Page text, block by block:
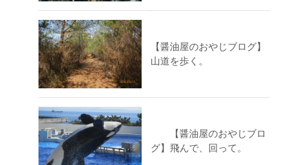
【醤油屋のおやじブログ】
山道を歩く。
【醤油屋のおやじブロ
グ】飛んで、回って。